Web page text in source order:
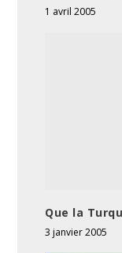
1 avril 2005
Que la
3 janvier 2005